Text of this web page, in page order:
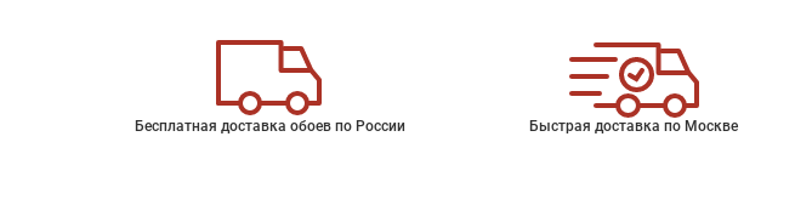
Бесплатная доставка обоев по России Быстрая доставка по Москве